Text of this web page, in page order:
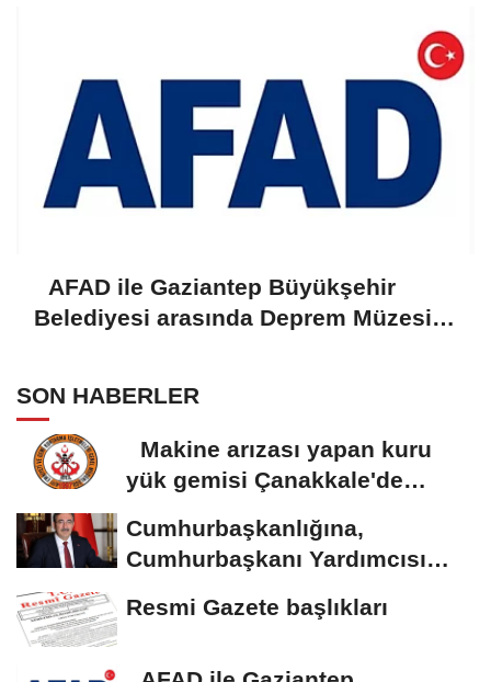
AFAD ile Gaziantep Büyükşehir
Belediyesi arasında Deprem Müzesi
SON HABERLER
Makine arızası yapan kuru
yük gemisi Çanakkale'de
Cumhurbaşkanlığına,
Cumhurbaşkanı Yardımcısı
Resmi Gazete başlıkları